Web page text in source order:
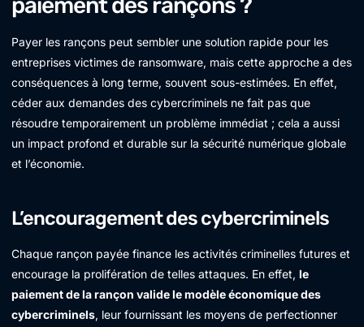
paiement des rançons ?
Payer les rançons peut sembler une solution rapide pour les
entreprises victimes de ransomware, mais cette approche a des
conséquences à long terme, souvent sous-estimées. En effet,
céder aux demandes des cybercriminels ne fait pas que
résoudre temporairement un problème immédiat ; cela a aussi
un impact profond et durable sur la sécurité numérique globale
et l’économie.
L’encouragement des cybercriminels
Chaque rançon payée finance les activités criminelles futures et
encourage la prolifération de telles attaques. En effet, le
paiement de la rançon valide le modèle économique des
cybercriminels, leur fournissant les moyens de perfectionner